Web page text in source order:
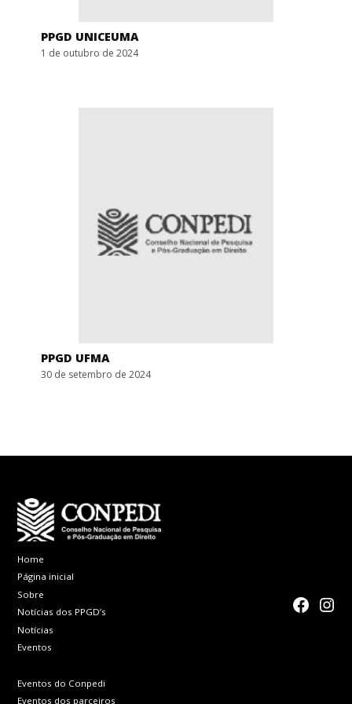
PPGD UNICEUMA
1 de outubro de 2024
PPGD UFMA
30 de setembro de 2024
Home
Página inicial
Sobre
Notícias dos PPGD’s
Notícias
Eventos
Eventos do Conpedi
Eventos dos parceiros